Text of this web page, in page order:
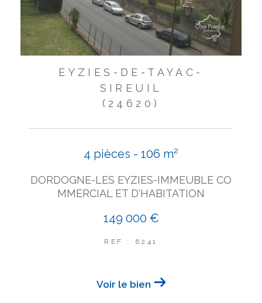
EYZIES-DE-TAYAC-
SIREUIL
(24620)
4 pièces - 106 m²
DORDOGNE-LES EYZIES-IMMEUBLE CO
MMERCIAL ET D'HABITATION
149 000 €
REF : 6241
Voir le bien